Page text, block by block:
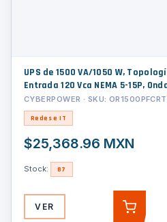
UPS de 1500 VA/1050 W,
Entrada 120 Vca NEMA 5-15P,
Rack 2 UR, Con 8 Tomas NEMA 5-
CYBERPOWER · SKU:
Redes e IT
$25,368.96 MXN
Stock: 87
VER